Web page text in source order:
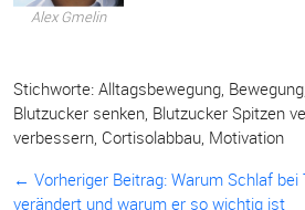
Alex Gmelin
Stichworte: Alltagsbewegung Bewegung
Blutzucker senken Blutzucker Spitzen
verbessern Cortisolabbau Motivation
← Vorheriger Beitrag: Warum Schlaf bei
verändert und warum er so wichtig ist